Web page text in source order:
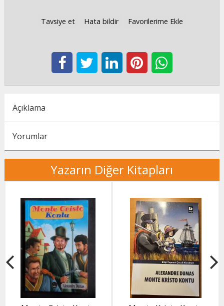
Tavsiye et Hata bildir Favorilerime Ekle
Açıklama
Yorumlar
Yazarın Diğer Kitapları